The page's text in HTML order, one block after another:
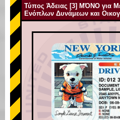
Τύπος Άδειας [3] ΜΌΝΟ για
Ενόπλων Δυνάμεων και